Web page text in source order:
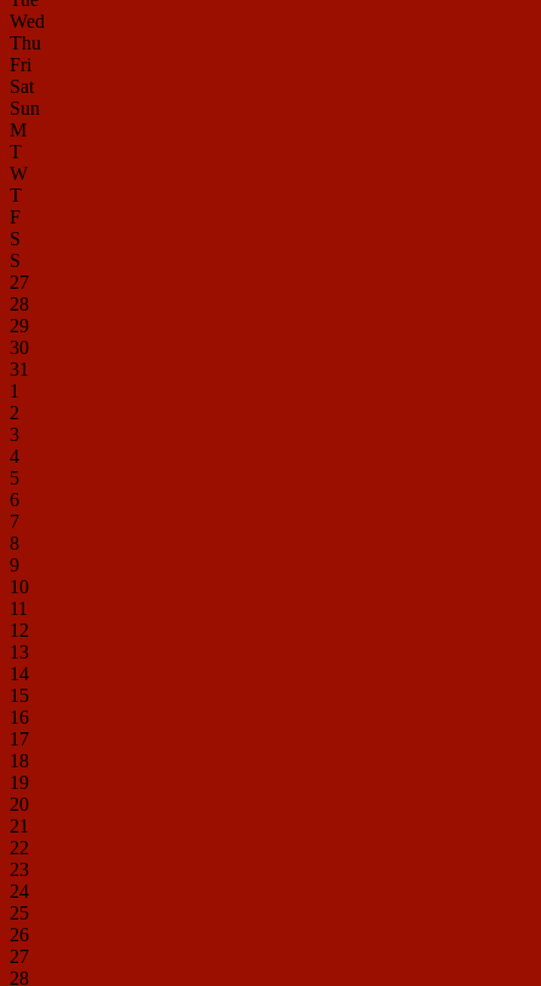
Wed
Thu
Fri
Sat
Sun
M
T
W
T
F
S
S
27
28
29
30
31
1
2
3
4
5
6
7
8
9
10
11
12
13
14
15
16
17
18
19
20
21
22
23
24
25
26
27
28